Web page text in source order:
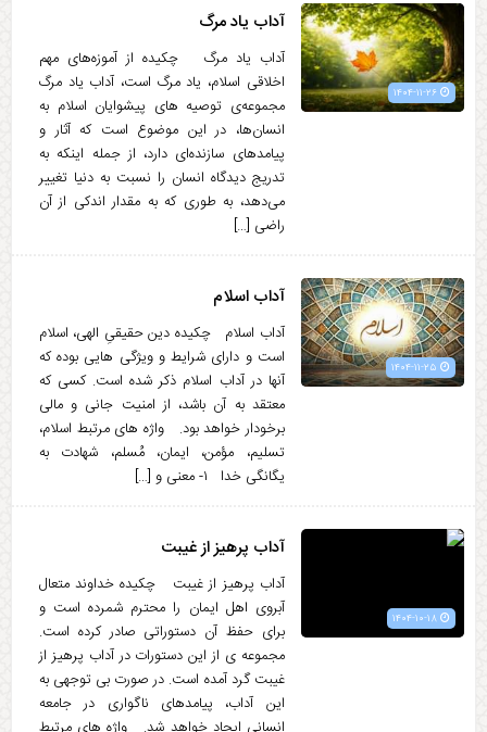
آداب یاد مرگ
آداب یاد مرگ چکیده از آموزه‌های مهم
اخلاقی اسلام، یاد مرگ است، آداب یاد مرگ
مجموعه‌ی توصیه های پیشوایان اسلام به
انسان‌ها، در این موضوع است که آثار و
پیامدهای سازنده‌ای دارد، از جمله اینکه به
تدریج دیدگاه انسان را نسبت به دنیا تغییر
می‌دهد، به طوری که به مقدار اندکی از آن
راضی […]
آداب اسلام
آداب اسلام چکیده دین حقیقیِ الهی، اسلام
است و دارای شرایط و ویژگی هایی بوده که
آنها در آداب اسلام ذکر شده است. کسی که
معتقد به آن باشد، از امنیت جانی و مالی
برخودار خواهد بود. واژه های مرتبط اسلام،
تسلیم، مؤمن، ایمان، مُسلم، شهادت به
یگانگی خدا ۱- ‌معنی و […]
آداب پرهیز از غیبت
آداب پرهیز از غیبت چکیده خداوند متعال
آبروی اهل ایمان را محترم شمرده است و
برای حفظ آن دستوراتی صادر کرده است.
مجموعه ی از این دستورات در آداب پرهیز از
غیبت گرد آمده است. در صورت بی توجهی به
این آداب، پیامدهای ناگواری در جامعه